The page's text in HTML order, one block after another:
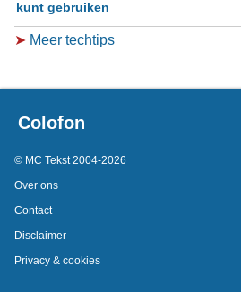
kunt gebruiken
➤ Meer techtips
Colofon
© MC Tekst 2004-2026
Over ons
Contact
Disclaimer
Privacy & cookies